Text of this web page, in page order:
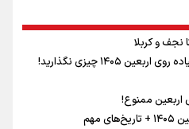
در اندیشه رهبر شهید: از تضاد به
پیاده روی اربعین
۱۴۰۵ چیزی نگذارید!
اربعین ممنوع!
مهم